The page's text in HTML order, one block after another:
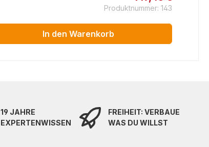
Produktnummer: 143
In den Warenkorb
19 JAHRE
EXPERTENWISSEN
FREIHEIT: VERBAUE
WAS DU WILLST